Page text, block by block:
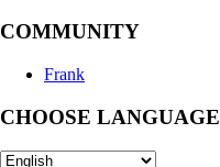
COMMUNITY
Frank
CHOOSE LANGUAGE